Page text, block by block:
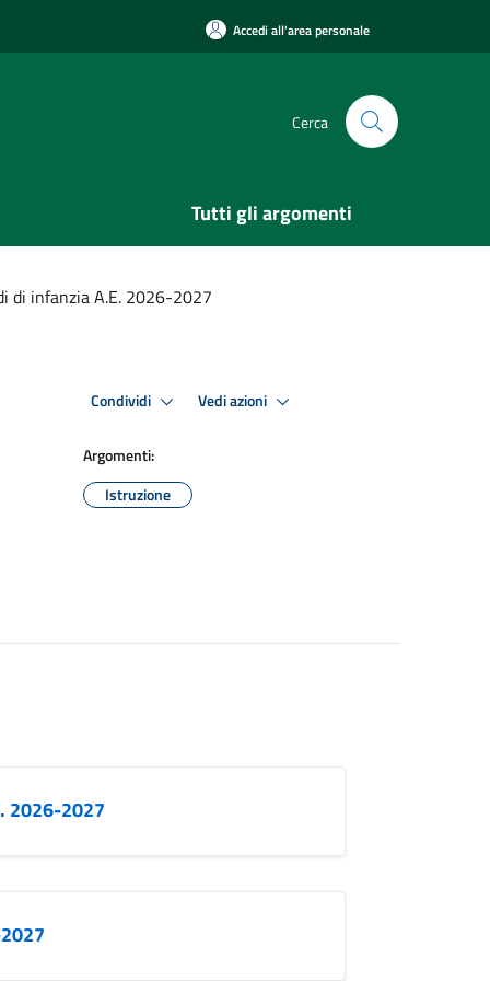
Accedi all'area personale
Cerca
Tutti gli argomenti
di infanzia A.E. 2026-2027
Condividi Vedi azioni
Argomenti:
Istruzione
2026-2027